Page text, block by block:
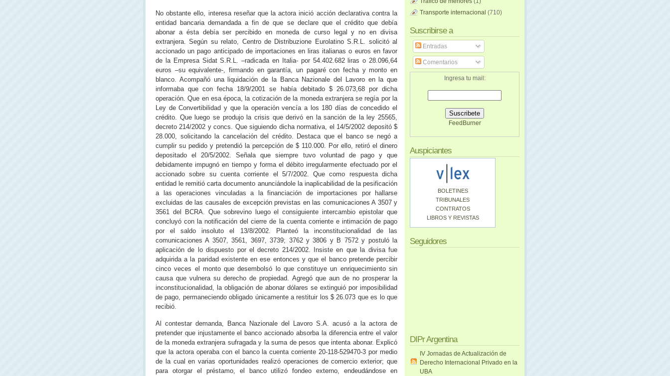
No obstante ello, interesa reseñar que la actora inició acción declarativa contra la
entidad bancaria demandada a fin de que se declare que el crédito que debía
abonar a ésta debía ser percibido en moneda de curso legal y no en divisa
extranjera. Según su relato, Centro de Distribuzione Eurolatino S.R.L. solicitó al
accionado un pago anticipado de importaciones en liras italianas o euros en favor
de la Empresa Sidat S.R.L. –radicada en Italia‑ por 54.402.682 liras o 28.096,64
euros –su equivalente‑, firmando en garantía, un pagaré con fecha y monto en
blanco. Acompañó una liquidación de la Banca Nazionale del Lavoro en la que
informaba que con fecha 18/9/2001 se había debitado $ 26.073,68 por dicha
operación. Que en esa época, la cotización de la moneda extranjera se regía por la
Ley de Convertibilidad y que la operación vencía a los 180 días de concedido el
crédito. Que luego se produjo la crisis que derivó en la sanción de la ley 25565,
decreto 214/2002 y concs. Que siguiendo dicha normativa, el 14/5/2002 depositó $
28.000, solicitando la cancelación del crédito. Destaca que el banco se negó a
cumplir su pedido y pretendió la percepción de $ 110.000. Por ello, retiró el dinero
depositado el 20/5/2002. Señala que siempre tuvo voluntad de pago y que
debidamente impugnó en tiempo y forma el débito irregularmente efectuado por el
accionado sobre su cuenta corriente el 5/7/2002. Que como respuesta dicha
entidad le remitió carta documento anunciándole la inaplicabilidad de la pesificación
a las operaciones vinculadas a la financiación de importaciones por hallarse
excluidas de las causales de excepción previstas en las comunicaciones A 3507 y
3561 del BCRA. Que sobrevino luego el consiguiente intercambio epistolar que
concluyó con la notificación del cierre de la cuenta corriente e intimación de pago
por el saldo insoluto el 13/8/2002. Planteó la inconstitucionalidad de las
comunicaciones A 3507, 3561, 3697, 3739; 3762 y 3806 y B 7572 y postuló la
aplicación de lo dispuesto por el decreto 214/2002. Insiste en que la divisa fue
adquirida a la paridad existente en ese entonces y que el banco pretende percibir
cinco veces el monto que desembolsó lo que constituye un enriquecimiento sin
causa que vulnera su derecho de propiedad. Agregó que aun de no prosperar la
inconstitucionalidad, la obligación de abonar dólares se extinguió por imposibilidad
de pago, permaneciendo obligado únicamente a restituir los $ 26.073 que es lo que
recibió.
Al contestar demanda, Banca Nazionale del Lavoro S.A. acusó a la actora de
pretender que injustamente el banco accionado absorba la diferencia entre el valor
de la moneda extranjera sufragada y la suma de pesos que intenta abonar. Explicó
que la actora operaba con el banco la cuenta corriente 20‑118‑529470‑3 por medio
de la cual en varias oportunidades realizó operaciones de comercio exterior; que
para otorgar el préstamo, el banco utilizó fondeo externo, endeudándose en
Transporte internacional (710)
Suscribirse a
Entradas
Comentarios
Ingresa tu mail:
FeedBurner
Auspiciantes
BOLETINES
TRIBUNALES
CONTRATOS
LIBROS Y REVISTAS
Seguidores
DIPr Argentina
IV Jornadas de Actualización de
Derecho Internacional Privado en la
UBA